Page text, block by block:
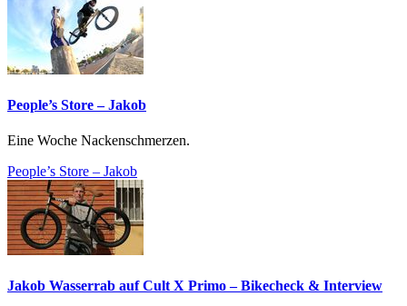
People’s Store – Jakob
Eine Woche Nackenschmerzen.
People’s Store – Jakob
Jakob Wasserrab auf Cult X Primo – Bikecheck & Interview